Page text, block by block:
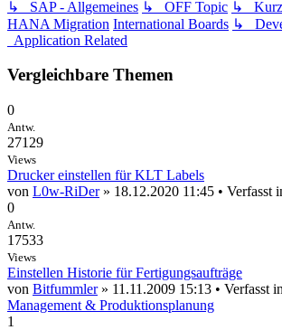
↳ SAP - Allgemeines ↳ OFF Topic ↳
HANA Migration International Boards ↳
Application Related
Vergleichbare Themen
0
Antw.
27129
Views
Drucker einstellen für KLT Labels
von L0w-RiDer» 18.12.2020 11:45 • Verfasst
0
Antw.
17533
Views
Einstellen Historie für Fertigungsaufträge
von Bitfummler» 11.11.2009 15:13 • Verfasst in
Management & Produktionsplanung
1